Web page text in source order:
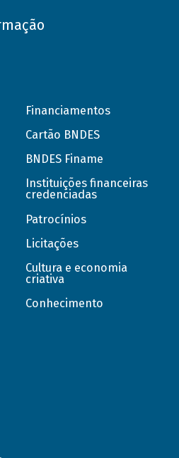
Financiamentos
Cartão BNDES
BNDES Finame
Instituições financeiras
credenciadas
Patrocínios
Licitações
Cultura e economia
criativa
Conhecimento